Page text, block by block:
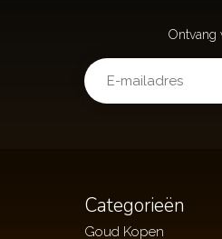
Categorieën
Goud Kopen